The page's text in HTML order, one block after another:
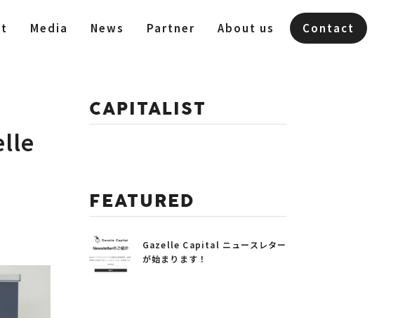
Media News Partner About us Contact
CAPITALIST
FEATURED
Gazelle Capital ニュースレター
が始まります！